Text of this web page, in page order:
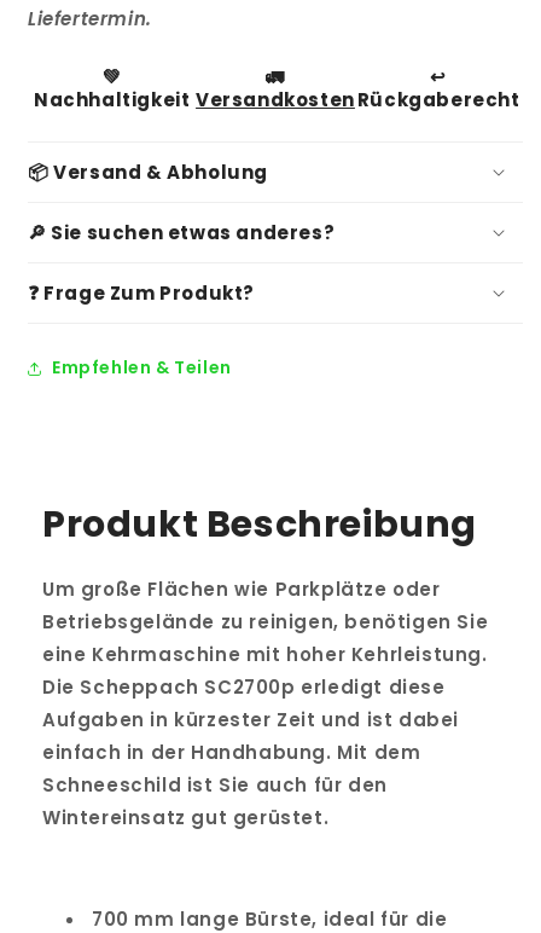
Liefertermin.
💚
Nachhaltigkeit
🚛
Versandkosten
↩️
Rückgaberecht
📦 Versand & Abholung
🔎 Sie suchen etwas anderes?
❓ Frage Zum Produkt?
Empfehlen & Teilen
Produkt Beschreibung
Um große Flächen wie Parkplätze oder
Betriebsgelände zu reinigen, benötigen Sie
eine Kehrmaschine mit hoher Kehrleistung.
Die Scheppach SC2700p erledigt diese
Aufgaben in kürzester Zeit und ist dabei
einfach in der Handhabung. Mit dem
Schneeschild ist Sie auch für den
Wintereinsatz gut gerüstet.
700 mm lange Bürste, ideal für die